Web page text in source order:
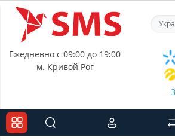
Ежедневно с 09:00 до 19:00
м. Кривой Рог